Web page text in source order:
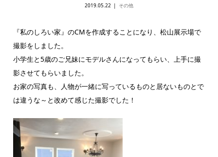
2019.05.22 その他
『私のしろい家』のCMを作成することになり、松山展示場で
撮影をしました。
小学生と5歳のご兄妹にモデルさんになってもらい、上手に撮
影させてもらいました。
お家の写真も、人物が一緒に写っているものと居ないものとで
は違うな～と改めて感じた撮影でした！